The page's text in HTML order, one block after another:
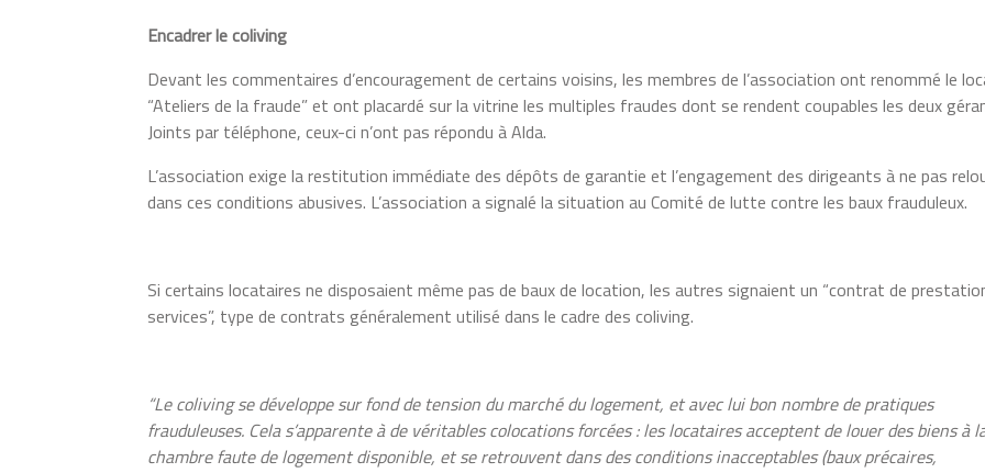
Encadrer le coliving
Devant les commentaires d’encouragement de certains voisins, les membres de l’association ont renommé le
“Ateliers de la fraude” et ont placardé sur la vitrine les multiples fraudes dont se rendent coupables les deux
Joints par téléphone, ceux-ci n’ont pas répondu à Alda.
L’association exige la restitution immédiate des dépôts de garantie et l’engagement des dirigeants à ne pas
dans ces conditions abusives. L’association a signalé la situation au Comité de lutte contre les baux frauduleux.
Si certains locataires ne disposaient même pas de baux de location, les autres signaient un “contrat de
services”, type de contrats généralement utilisé dans le cadre des coliving.
“Le coliving se développe sur fond de tension du marché du logement, et avec lui bon nombre de pratiques
frauduleuses. Cela s’apparente à de véritables colocations forcées : les locataires acceptent de louer des biens à
chambre faute de logement disponible, et se retrouvent dans des conditions inacceptables (baux précaires,